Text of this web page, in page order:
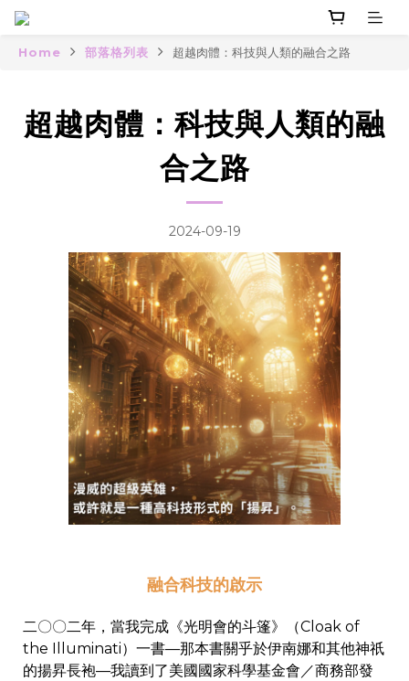
Home 部落格列表 超越肉體：科技與人類的融合之路
超越肉體：科技與人類的融
合之路
2024-09-19
融合科技的啟示
二〇〇二年，當我完成《光明會的斗篷》（Cloak of
the Illuminati）一書—那本書關乎於伊南娜和其他神祇
的揚昇長袍—我讀到了美國國家科學基金會／商務部發